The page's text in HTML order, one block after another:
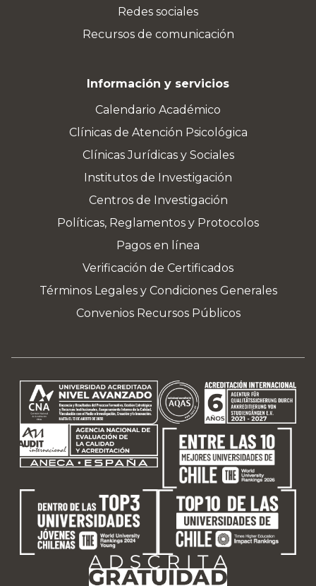
Redes sociales
Recursos de comunicación
Información y servicios
Calendario Académico
Clínicas de Atención Psicológica
Clínicas Jurídicas y Sociales
Institutos de Investigación
Centros de Investigación
Políticas, Reglamentos y Protocolos
Pagos en línea
Verificación de Certificados
Términos Legales y Condiciones Generales
Convenios Recursos Públicos